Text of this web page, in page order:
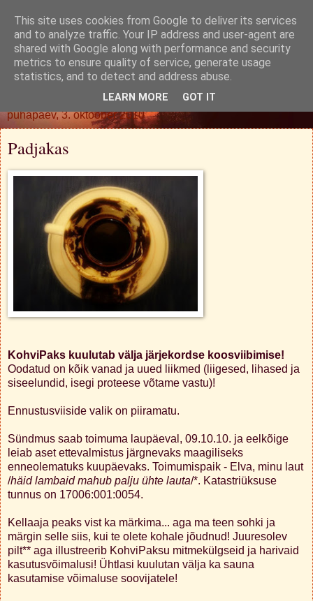
Oh. Jah. Muidugi.
pühapäev, 3. oktoober 2010
Padjakas
KohviPaks kuulutab välja järjekordse koosviibimise!
Oodatud on kõik vanad ja uued liikmed (liigesed, lihased ja
siseelundid, isegi proteese võtame vastu)!
Ennustusviiside valik on piiramatu.
Sündmus saab toimuma laupäeval, 09.10.10. ja eelkõige
leiab aset ettevalmistus järgnevaks maagiliseks
enneolematuks kuupäevaks. Toimumispaik - Elva, minu laut
/häid lambaid mahub palju ühte lauta/*. Katastriüksuse
tunnus on 17006:001:0054.
Kellaaja peaks vist ka märkima... aga ma teen sohki ja
märgin selle siis, kui te olete kohale jõudnud! Juuresolev
pilt** aga illustreerib KohviPaksu mitmekülgseid ja harivaid
kasutusvõimalusi! Ühtlasi kuulutan välja ka sauna
kasutamise võimaluse soovijatele!
This site uses cookies from Google to deliver its services
and to analyze traffic. Your IP address and user-agent are
shared with Google along with performance and security
metrics to ensure quality of service, generate usage
statistics, and to detect and address abuse.
LEARN MORE GOT IT